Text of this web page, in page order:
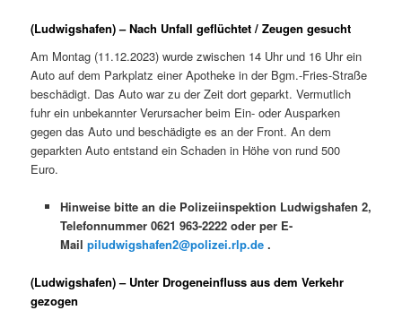
(Ludwigshafen) – Nach Unfall geflüchtet / Zeugen gesucht
Am Montag (11.12.2023) wurde zwischen 14 Uhr und 16 Uhr ein
Auto auf dem Parkplatz einer Apotheke in der Bgm.-Fries-Straße
beschädigt. Das Auto war zu der Zeit dort geparkt. Vermutlich
fuhr ein unbekannter Verursacher beim Ein- oder Ausparken
gegen das Auto und beschädigte es an der Front. An dem
geparkten Auto entstand ein Schaden in Höhe von rund 500
Euro.
Hinweise bitte an die Polizeiinspektion Ludwigshafen 2,
Telefonnummer 0621 963-2222 oder per E-
Mail piludwigshafen2@polizei.rlp.de.
(Ludwigshafen) – Unter Drogeneinfluss aus dem Verkehr
gezogen